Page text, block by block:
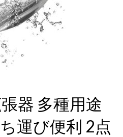
器 多種用途
運び便利 2点